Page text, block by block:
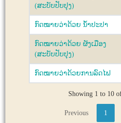
(ສະບັບປັບປຸງ)
ກົດໝາຍວ່າດ້ວຍ ນ້ຳປະປາ
ກົດໝາຍວ່າດ້ວຍ ຜັງເມືອງ
(ສະບັບປັບປຸງ)
ກົດໝາຍວ່າດ້ວຍການລົດໄຟ
Showing 1 to 10
Previous 1